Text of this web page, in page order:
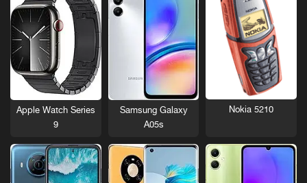
Nokia 5210
Samsung Galaxy
A05s
Apple Watch Series
9